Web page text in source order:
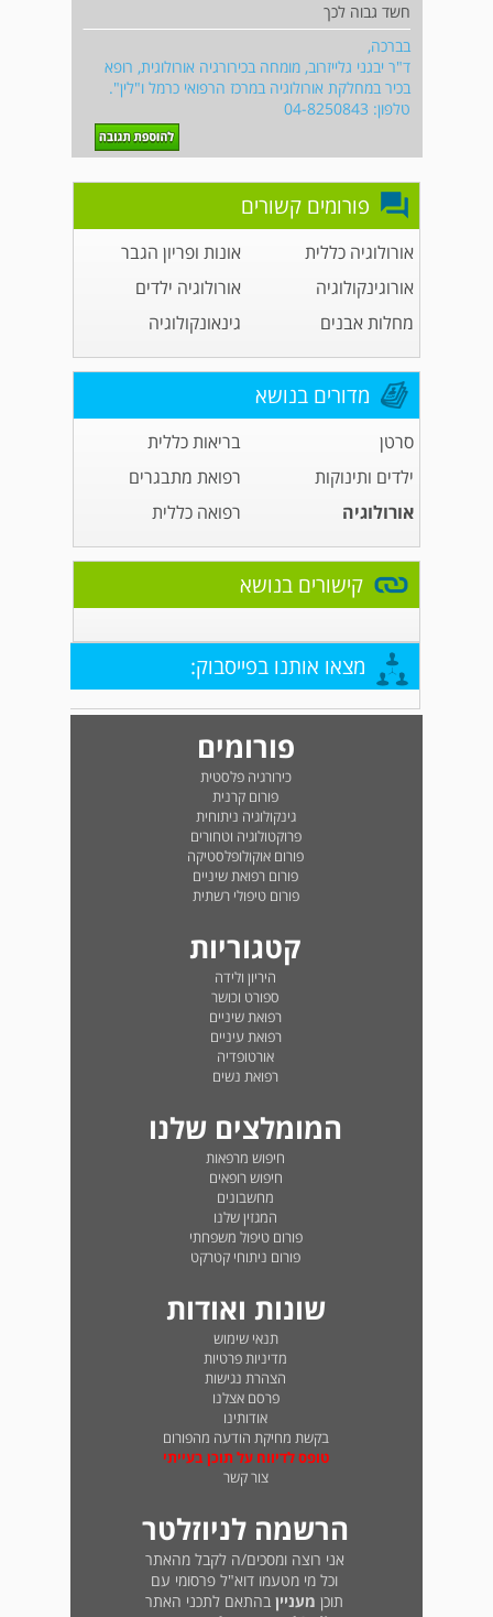
חשד גבוה לכך
בברכה,
ד"ר יבגני גלייזרוב, מומחה בכירורגיה אורולוגית, רופא
בכיר במחלקת אורולוגיה במרכז הרפואי כרמל ו"לין".
טלפון: 04-8250843
פורומים קשורים
אורולוגיה כללית
אונות ופריון הגבר
אורוגינקולוגיה
אורולוגיה ילדים
מחלות אבנים
גינאונקולוגיה
מדורים בנושא
סרטן
בריאות כללית
ילדים ותינוקות
רפואת מתבגרים
אורולוגיה
רפואה כללית
קישורים בנושא
מצאו אותנו בפייסבוק:
פורומים
כירורגיה פלסטית
פורום קרנית
גינקולוגיה ניתוחית
פרוקטולוגיה וטחורים
פורום אוקולופלסטיקה
פורום רפואת שיניים
פורום טיפולי רשתית
קטגוריות
היריון ולידה
ספורט וכושר
רפואת שיניים
רפואת עיניים
אורטופדיה
רפואת נשים
המומלצים שלנו
חיפוש מרפאות
חיפוש רופאים
מחשבונים
המגזין שלנו
פורום טיפול משפחתי
פורום ניתוחי קטרקט
שונות ואודות
תנאי שימוש
מדיניות פרטיות
הצהרת נגישות
פרסם אצלנו
אודותינו
בקשת מחיקת הודעה מהפורום
טופס לדיווח על תוכן בעייתי
צור קשר
הרשמה לניוזלטר
אני רוצה ומסכים/ה לקבל מהאתר
וכל מי מטעמו דוא"ל פרסומי עם
תוכן מעניין בהתאם לתכני האתר